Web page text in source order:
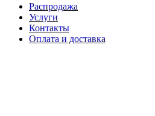
Распродажа
Услуги
Контакты
Оплата и доставка